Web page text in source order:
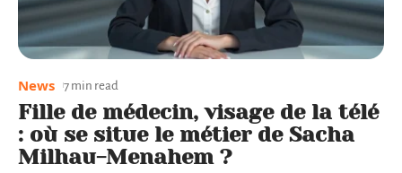
News 7 min read
Fille de médecin, visage de la télé
: où se situe le métier de Sacha
Milhau-Menahem ?